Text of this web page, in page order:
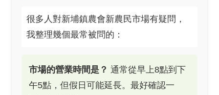
很多人對新埔鎮農會新農民市場有疑問，
我整理幾個最常被問的：
市場的營業時間是？ 通常從早上8點到下
午5點，但假日可能延長。最好確認一